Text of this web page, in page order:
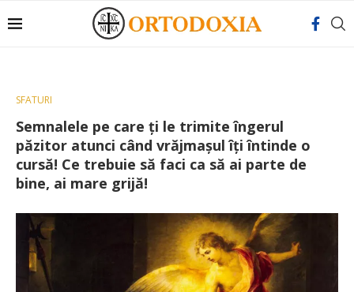
SFATURI
Semnalele pe care ți le trimite îngerul
păzitor atunci când vrăjmașul îți întinde o
cursă! Ce trebuie să faci ca să ai parte de
bine, ai mare grijă!